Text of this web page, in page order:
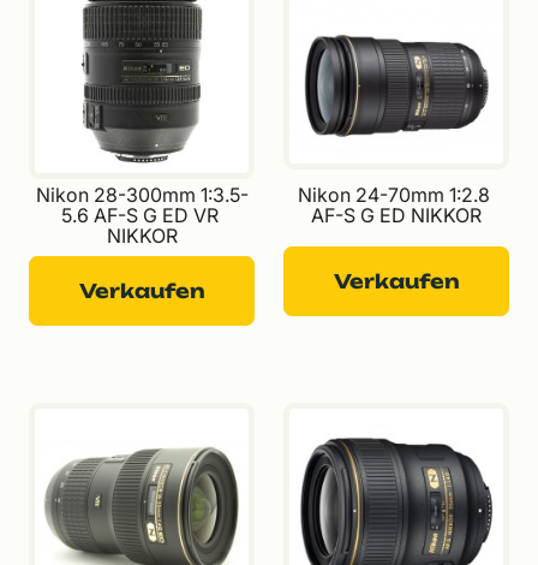
Nikon 28-300mm 1:3.5-
5.6 AF-S G ED VR
NIKKOR
Verkaufen
Nikon 24-70mm 1:2.8
AF-S G ED NIKKOR
Verkaufen